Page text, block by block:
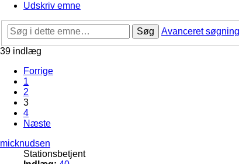
Udskriv emne
Søg
Avanceret søgning
39 indlæg
Forrige
1
2
3
4
Næste
micknudsen
Stationsbetjent